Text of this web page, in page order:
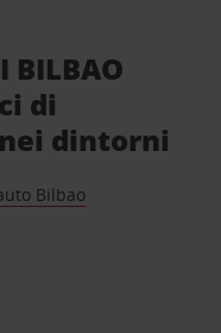
BILBAO
di
dintorni
Bilbao